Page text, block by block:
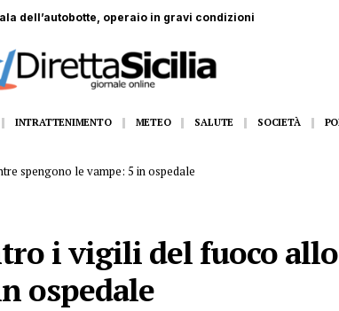
dell’autobotte, operaio in gravi condizioni
INTRATTENIMENTO METEO SALUTE SOCIETÀ
spengono le vampe: 5 in ospedale
i vigili del fuoco
ospedale